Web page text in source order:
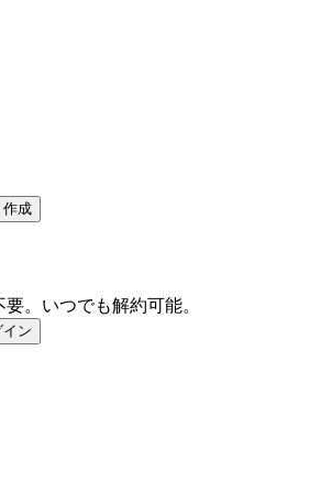
作成
。いつでも解約可能。
イン